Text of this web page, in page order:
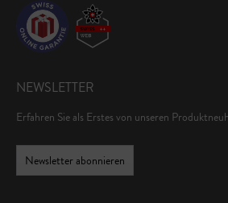
NEWSLETTER
Erfahren Sie als Erstes von unseren
Newsletter abonnieren